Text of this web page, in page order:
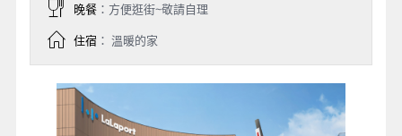
晚餐：方便逛街~敬請自理
住宿： 溫暖的家